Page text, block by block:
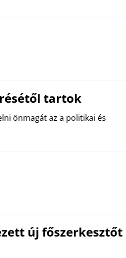
tartok
önmagát az a politikai és
új főszerkesztőt